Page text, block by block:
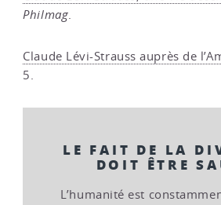
Philmag
Claude Lévi-Strauss auprès de
5.
LE FAIT DE LA
DOIT ÊTRE
L’humanité est